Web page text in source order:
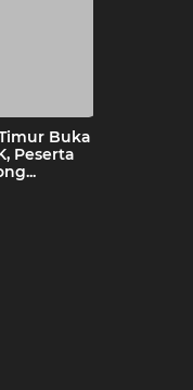
Buka
Peserta